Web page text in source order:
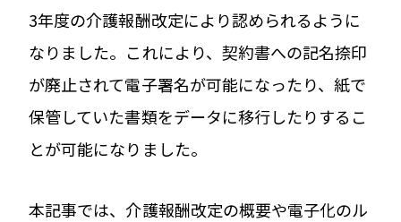
3年度の介護報酬改定により認められるように
なりました。これにより、契約書への記名捺印
が廃止されて電子署名が可能になったり、紙で
保管していた書類をデータに移行したりするこ
とが可能になりました。
本記事では、介護報酬改定の概要や電子化のル